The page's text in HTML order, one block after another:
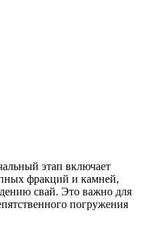
этап включает
фракций и камней,
свай. Это важно для
погружения